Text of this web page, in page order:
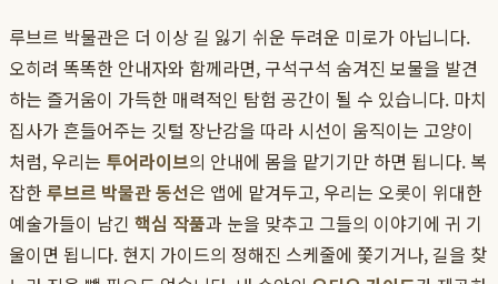
루브르 박물관은 더 이상 길 잃기 쉬운 두려운 미로가 아닙니다.
오히려 똑똑한 안내자와 함께라면, 구석구석 숨겨진 보물을 발견
하는 즐거움이 가득한 매력적인 탐험 공간이 될 수 있습니다. 마치
집사가 흔들어주는 깃털 장난감을 따라 시선이 움직이는 고양이
처럼, 우리는 투어라이브의 안내에 몸을 맡기기만 하면 됩니다. 복
잡한루브르 박물관 동선은 앱에 맡겨두고, 우리는 오롯이 위대한
예술가들이 남긴 핵심 작품과 눈을 맞추고 그들의 이야기에 귀 기
울이면 됩니다. 현지 가이드의 정해진 스케줄에 쫓기거나, 길을 찾